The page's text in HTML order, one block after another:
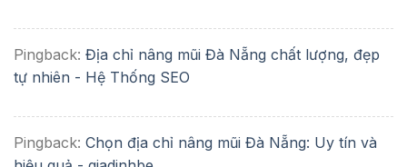
Pingback: Địa chỉ nâng mũi Đà Nẵng chất lượng, đẹp
tự nhiên - Hệ Thống SEO
Pingback: Chọn địa chỉ nâng mũi Đà Nẵng: Uy tín và